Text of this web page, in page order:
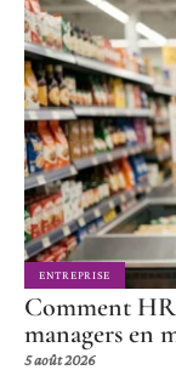
ENTREPRISE
Comment
managers en
5 août 2026